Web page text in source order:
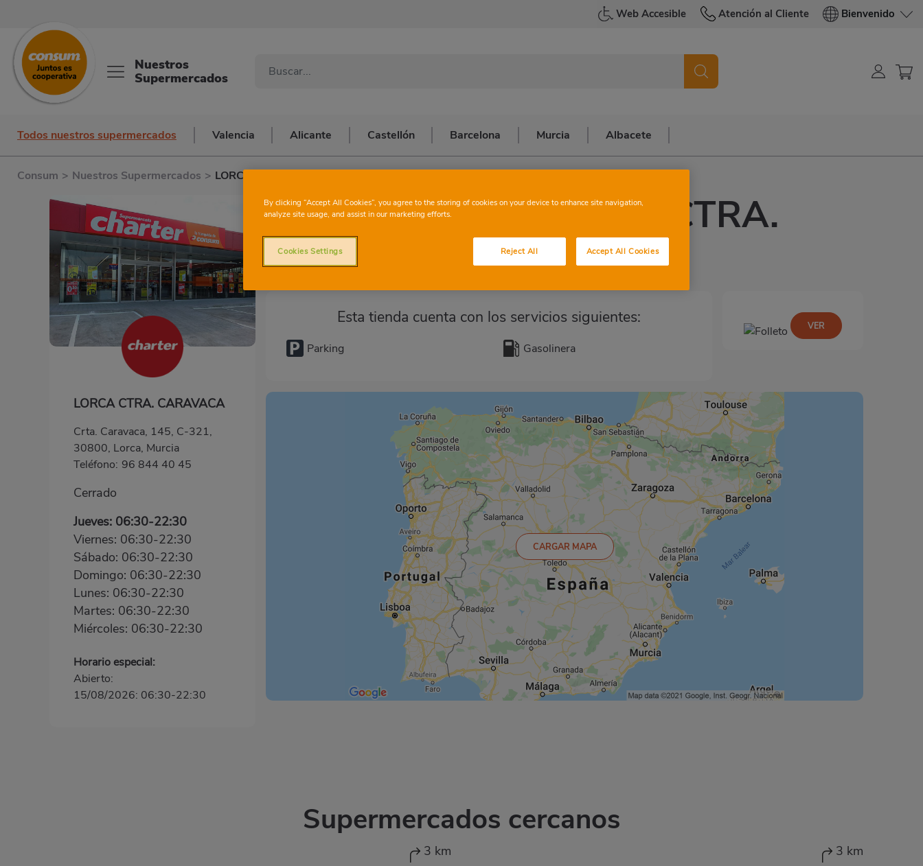
Web Accesible Atención al Cliente Bienvenido
Nuestros
Supermercados
Todos nuestros supermercados Valencia Alicante Castellón Barcelona Murcia Albacete
Consum > Nuestros Supermercados > LORCA CTRA. CARAVACA
LORCA CTRA. CARAVACA
Crta. Caravaca, 145, C-321,
30800, Lorca, Murcia
Teléfono: 96 844 40 45
Cerrado
Jueves: 06:30-22:30
Viernes: 06:30-22:30
Sábado: 06:30-22:30
Domingo: 06:30-22:30
Lunes: 06:30-22:30
Martes: 06:30-22:30
Miércoles: 06:30-22:30
Horario especial:
Abierto:
15/08/2026: 06:30-22:30
CHARTERLORCA CTRA.
CARAVACA
Esta tienda cuenta con los servicios siguientes:
Parking Gasolinera
VER
CARGAR MAPA
Supermercados cercanos
3 km 3 km
By clicking “Accept All Cookies”, you agree to the storing of cookies on your device to enhance site navigation,
analyze site usage, and assist in our marketing efforts.
Reject All Accept All Cookies
Cookies Settings